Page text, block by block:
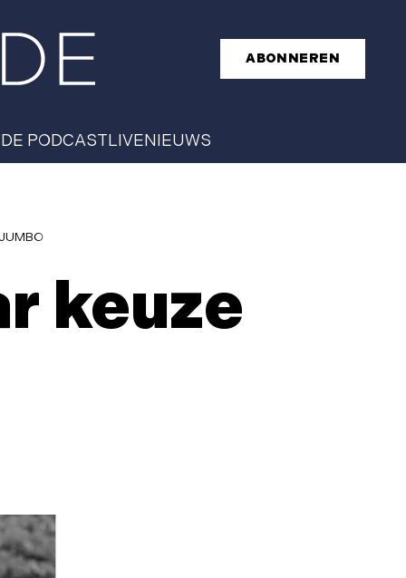
ABONNEREN
DE PODCASTLIVENIEUWS
keuze